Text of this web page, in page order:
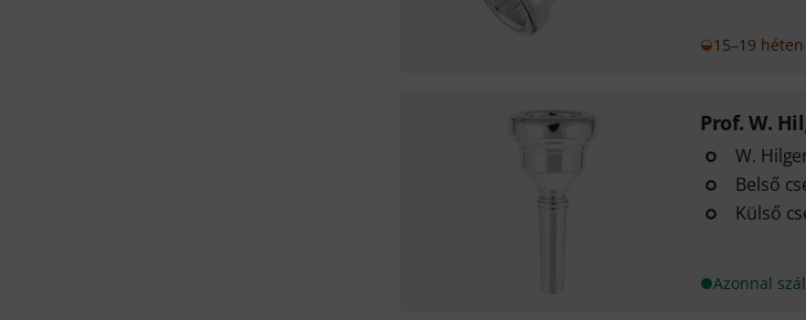
15–19
Prof. W.
W.
Belső
Külső
Azonnal